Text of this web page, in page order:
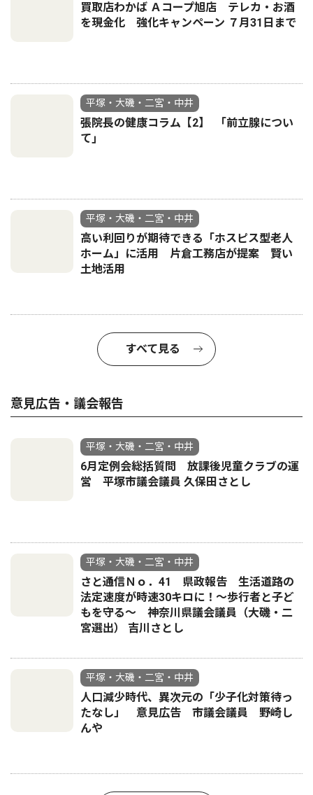
買取店わかば Ａコープ旭店 テレカ・お酒
を現金化 強化キャンペーン ７月31日まで
平塚・大磯・二宮・中井
張院長の健康コラム【2】 ｢前立腺につい
て｣
平塚・大磯・二宮・中井
高い利回りが期待できる「ホスピス型老人
ホーム」に活用 片倉工務店が提案 賢い
土地活用
すべて見る
意見広告・議会報告
平塚・大磯・二宮・中井
6月定例会総括質問 放課後児童クラブの運
営 平塚市議会議員 久保田さとし
平塚・大磯・二宮・中井
さと通信Ｎｏ．41 県政報告 生活道路の
法定速度が時速30キロに！〜歩行者と子ど
もを守る〜 神奈川県議会議員（大磯・二
宮選出） 吉川さとし
平塚・大磯・二宮・中井
人口減少時代、異次元の「少子化対策待っ
たなし」 意見広告 市議会議員 野崎し
んや